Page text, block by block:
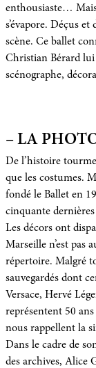
enthousiaste…
s’évapore. Déçus
scène. Ce ballet
Christian Bérard
scénographe,
– LA
De l’histoire
que les costumes.
fondé le Ballet en
cinquante dernières
Les décors ont
Marseille n’est pas
répertoire. Malgré
sauvegardés dont
Versace, Hervé
représentent 50
nous rappellent la
Dans le cadre de
des archives, Alice